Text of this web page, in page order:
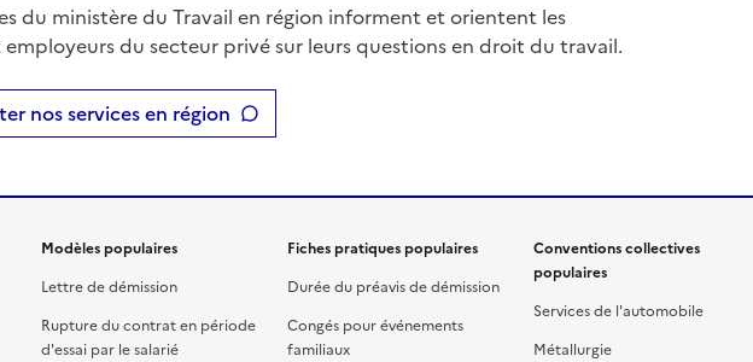
du ministère du Travail en région informent et orientent les
employeurs du secteur privé sur leurs questions en droit du travail.
nos services en région
Modèles populaires
Lettre de démission
Rupture du contrat en période
d'essai par le salarié
Fiches pratiques populaires
Durée du préavis de démission
Congés pour événements
familiaux
Conventions collectives
populaires
Services de l'automobile
Métallurgie